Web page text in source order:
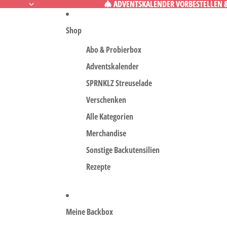
🎄 ADVENTSKALENDER
🎄 ADVENTSKALENDER
Shop
Abo & Probierbox
Adventskalender
SPRNKLZ Streuselade
Verschenken
Alle Kategorien
Merchandise
Sonstige Backutensilien
Rezepte
Meine Backbox